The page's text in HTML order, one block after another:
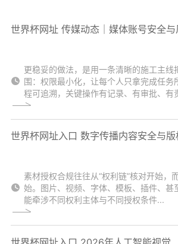
世界杯网址 传媒动态｜媒体账号安全与
更稳妥的做法，是用一条清晰的施工主线
围：权限最小化，让每个人只拿完成任务
程可追溯，关键操作有记录、有审批、有
世界杯网址入口 数字传播内容安全与版
素材授权合规往往从“权利链”核对开始，
始。图片、视频、字体、模板、插件、甚
能牵涉不同权利主体与不同授权条件...